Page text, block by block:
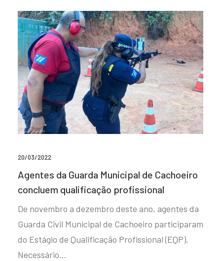
20/03/2022
Agentes da Guarda Municipal de Cachoeiro
concluem qualificação profissional
De novembro a dezembro deste ano, agentes da
Guarda Civil Municipal de Cachoeiro participaram
do Estágio de Qualificação Profissional (EQP).
Necessário…